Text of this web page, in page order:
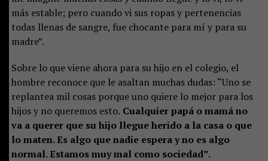
más estable; pero cuando vi sus ropas y pertenencias
todas llenas de sangre, fue chocante para mí y para su
madre”.
Sobre lo que viene ahora para su hijo en el colegio, el
hombre reconoce que le asaltan muchas dudas: “Uno se
replantea mil cosas porque uno quiere lo mejor para los
hijos y no queremos esto. Cualquier papá o mamá no
va a querer que su hijo llegue herido a la casa o que
lo maten. Es algo que nadie espera y no es algo
normal. Estamos muy mal como sociedad”.